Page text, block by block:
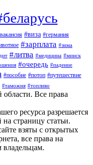
#виза #германия
#зарплата #зима
#литва #медицина #минск
#очередь #падение
#пособие #потоп #путешествие
#таможня #топливо
Все права
ресурса разрешается
страницу статьи.
взяты с открытых
все права на
владельцам.